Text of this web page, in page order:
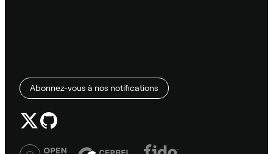
Abonnez-vous à nos notifications